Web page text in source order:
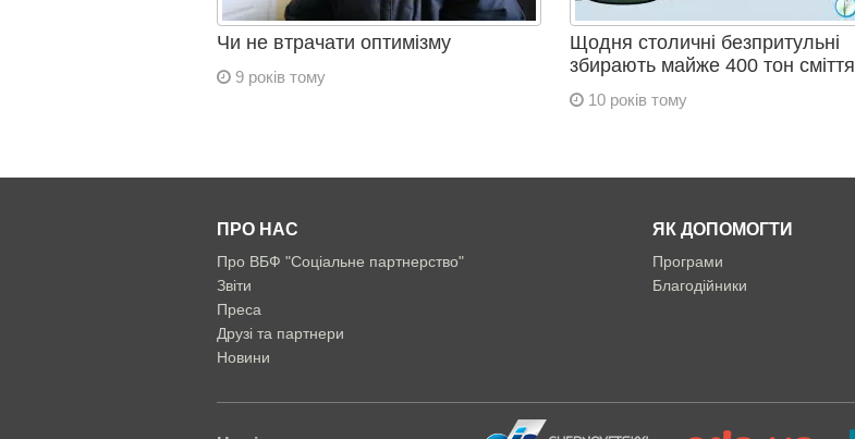
Чи не втрачати оптимізму
9 років тому
Щодня столичні безпритульні
збирають майже 400 тон сміття
10 років тому
ПРО НАС
Про ВБФ "Соціальне партнерство"
Звіти
Преса
Друзі та партнери
Новини
ЯК ДОПОМОГТИ
Програми
Благодійники